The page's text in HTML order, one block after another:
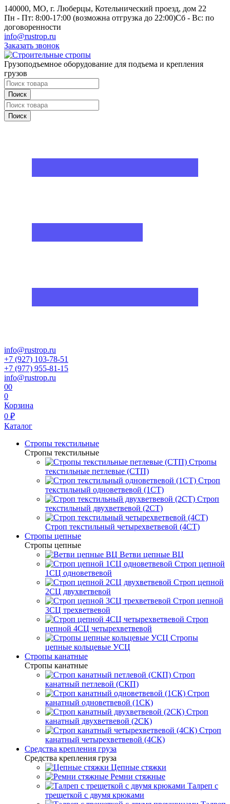
140000, МО, г. Люберцы, Котельнический проезд, дом 22
Пн - Пт: 8:00-17:00 (возможна отгрузка до 22:00)Сб - Вс: по
договоренности
info@rustrop.ru
Заказать звонок
Грузоподъемное оборудование для подъема и крепления
грузов
Поиск
Поиск
info@rustrop.ru
+7 (927) 103-78-51
+7 (977) 955-81-15
info@rustrop.ru
00
0
Корзина
0 ₽
Каталог
Стропы текстильные
Стропы текстильные
Стропы
текстильные петлевые (СТП)
Строп
текстильный одноветвевой (1СТ)
Строп
текстильный двухветвевой (2СТ)
Строп текстильный четырехветвевой (4СТ)
Стропы цепные
Стропы цепные
Ветви цепные ВЦ
Строп цепной
1СЦ одноветвевой
Строп цепной
2СЦ двухветвевой
Строп цепной
3СЦ трехветвевой
Строп
цепной 4СЦ четырехветвевой
Стропы
цепные кольцевые УСЦ
Стропы канатные
Стропы канатные
Строп
канатный петлевой (СКП)
Строп
канатный одноветвевой (1СК)
Строп
канатный двухветвевой (2СК)
Строп
канатный четырехветвевой (4СК)
Средства крепления груза
Средства крепления груза
Цепные стяжки
Ремни стяжные
Талреп с
трещеткой с двумя крюками